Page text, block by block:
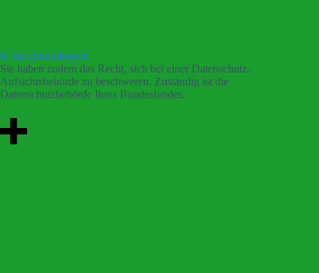
8. Beschwerderecht
Sie haben zudem das Recht, sich bei einer Datenschutz-
Aufsichtsbehörde zu beschweren. Zuständig ist die
Datenschutzbehörde Ihres Bundeslandes.